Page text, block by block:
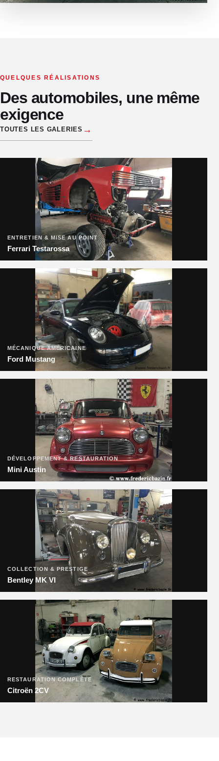
QUELQUES RÉALISATIONS
Des automobiles, une même
exigence
TOUTES LES GALERIES →
ENTRETIEN & MISE AU POINT
Ferrari Testarossa
MÉCANIQUE AMÉRICAINE
Ford Mustang
DÉVELOPPEMENT & RESTAURATION
Mini Austin
COLLECTION & PRESTIGE
Bentley MK VI
RESTAURATION COMPLÈTE
Citroën 2CV